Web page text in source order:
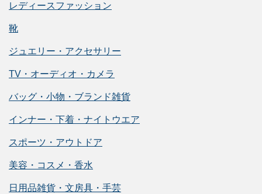
レディースファッション
靴
ジュエリー・アクセサリー
TV・オーディオ・カメラ
バッグ・小物・ブランド雑貨
インナー・下着・ナイトウエア
スポーツ・アウトドア
美容・コスメ・香水
日用品雑貨・文房具・手芸